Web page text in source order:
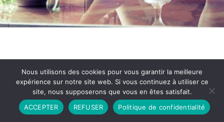
Partenariat Contact
Politique de Confidentialité
CGU
Copyright © 2026 - Propulsé par DIEUDUDIABLE
Nous utilisons des cookies pour vous garantir la meilleure
expérience sur notre site web. Si vous continuez à utiliser ce
site, nous supposerons que vous en êtes satisfait.
ACCEPTER
REFUSER Politique de confidentialité